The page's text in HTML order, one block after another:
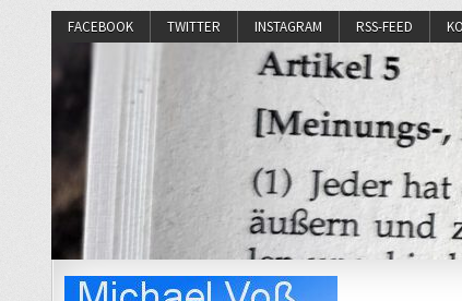
FACEBOOK TWITTER INSTAGRAM RSS-FEED